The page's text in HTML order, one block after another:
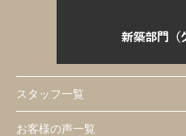
スタッフ一覧
お客様の声一覧